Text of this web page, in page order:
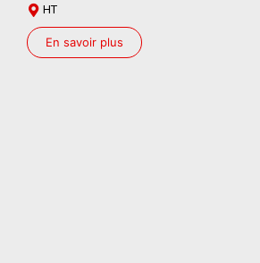
HT
En savoir plus